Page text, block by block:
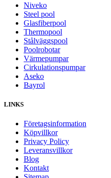
Niveko
Steel pool
Glasfiberpool
Thermopool
Stålväggspool
Poolrobotar
Värmepumpar
Cirkulationspumpar
Aseko
Bayrol
LINKS
Företagsinformation
Köpvillkor
Privacy Policy
Leveransvillkor
Blog
Kontakt